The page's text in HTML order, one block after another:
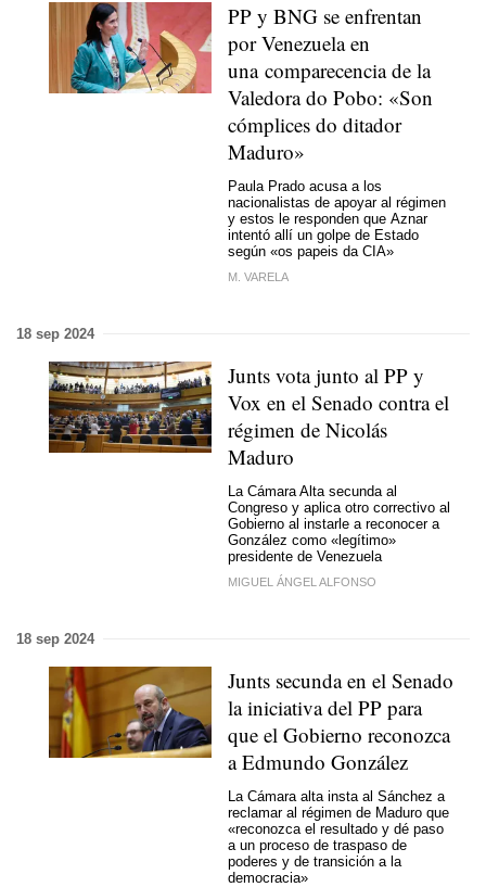
PP y BNG se enfrentan
por Venezuela en
una comparecencia de la
Valedora do Pobo: «Son
cómplices do ditador
Maduro»
Paula Prado acusa a los
nacionalistas de apoyar al régimen
y estos le responden que Aznar
intentó allí un golpe de Estado
según «os papeis da CIA»
M. VARELA
18 sep 2024
Junts vota junto al PP y
Vox en el Senado contra el
régimen de Nicolás
Maduro
La Cámara Alta secunda al
Congreso y aplica otro correctivo al
Gobierno al instarle a reconocer a
González como «legítimo»
presidente de Venezuela
MIGUEL ÁNGEL ALFONSO
18 sep 2024
Junts secunda en el Senado
la iniciativa del PP para
que el Gobierno reconozca
a Edmundo González
La Cámara alta insta al Sánchez a
reclamar al régimen de Maduro que
«reconozca el resultado y dé paso
a un proceso de traspaso de
poderes y de transición a la
democracia»